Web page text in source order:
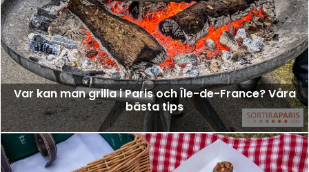
Var kan man grilla i Paris och Île-de-France? Våra
bästa tips